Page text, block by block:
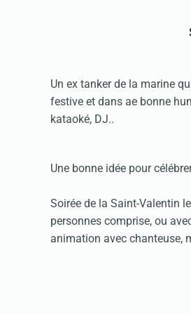
Un ex tanker de la marine
festive et dans ae bonne
kataoké, DJ..
Une bonne idée pour
Soirée de la Saint-Valentin
personnes comprise, ou
animation avec chanteuse,